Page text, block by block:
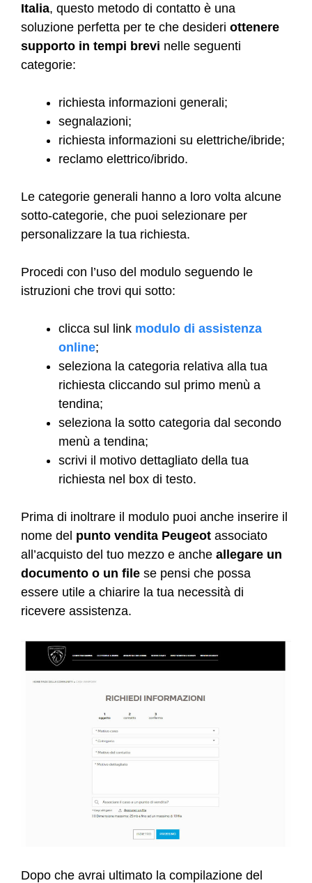
Italia, questo metodo di contatto è una
soluzione perfetta per te che desideri ottenere
supporto in tempi brevi nelle seguenti
categorie:
richiesta informazioni generali;
segnalazioni;
richiesta informazioni su elettriche/ibride;
reclamo elettrico/ibrido.
Le categorie generali hanno a loro volta alcune
sotto-categorie, che puoi selezionare per
personalizzare la tua richiesta.
Procedi con l’uso del modulo seguendo le
istruzioni che trovi qui sotto:
clicca sul link modulo di assistenza
online;
seleziona la categoria relativa alla tua
richiesta cliccando sul primo menù a
tendina;
seleziona la sotto categoria dal secondo
menù a tendina;
scrivi il motivo dettagliato della tua
richiesta nel box di testo.
Prima di inoltrare il modulo puoi anche inserire il
nome del punto vendita Peugeot associato
all’acquisto del tuo mezzo e anche allegare un
documento o un file se pensi che possa
essere utile a chiarire la tua necessità di
ricevere assistenza.
Dopo che avrai ultimato la compilazione del